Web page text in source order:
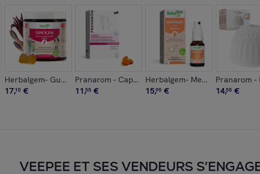
pour diffuseur CERA - 1 pièce
Herbalgem- Gummies SanoGem - Bio - 60 gommes
17,10 €
Pranarom - Capsules - Confort (Pré)menstruel -
11,55 €
Herbalgem- MemoGem spray
15,90 €
Pranarom -
14,55 €
VEEPEE ET SES VENDEURS